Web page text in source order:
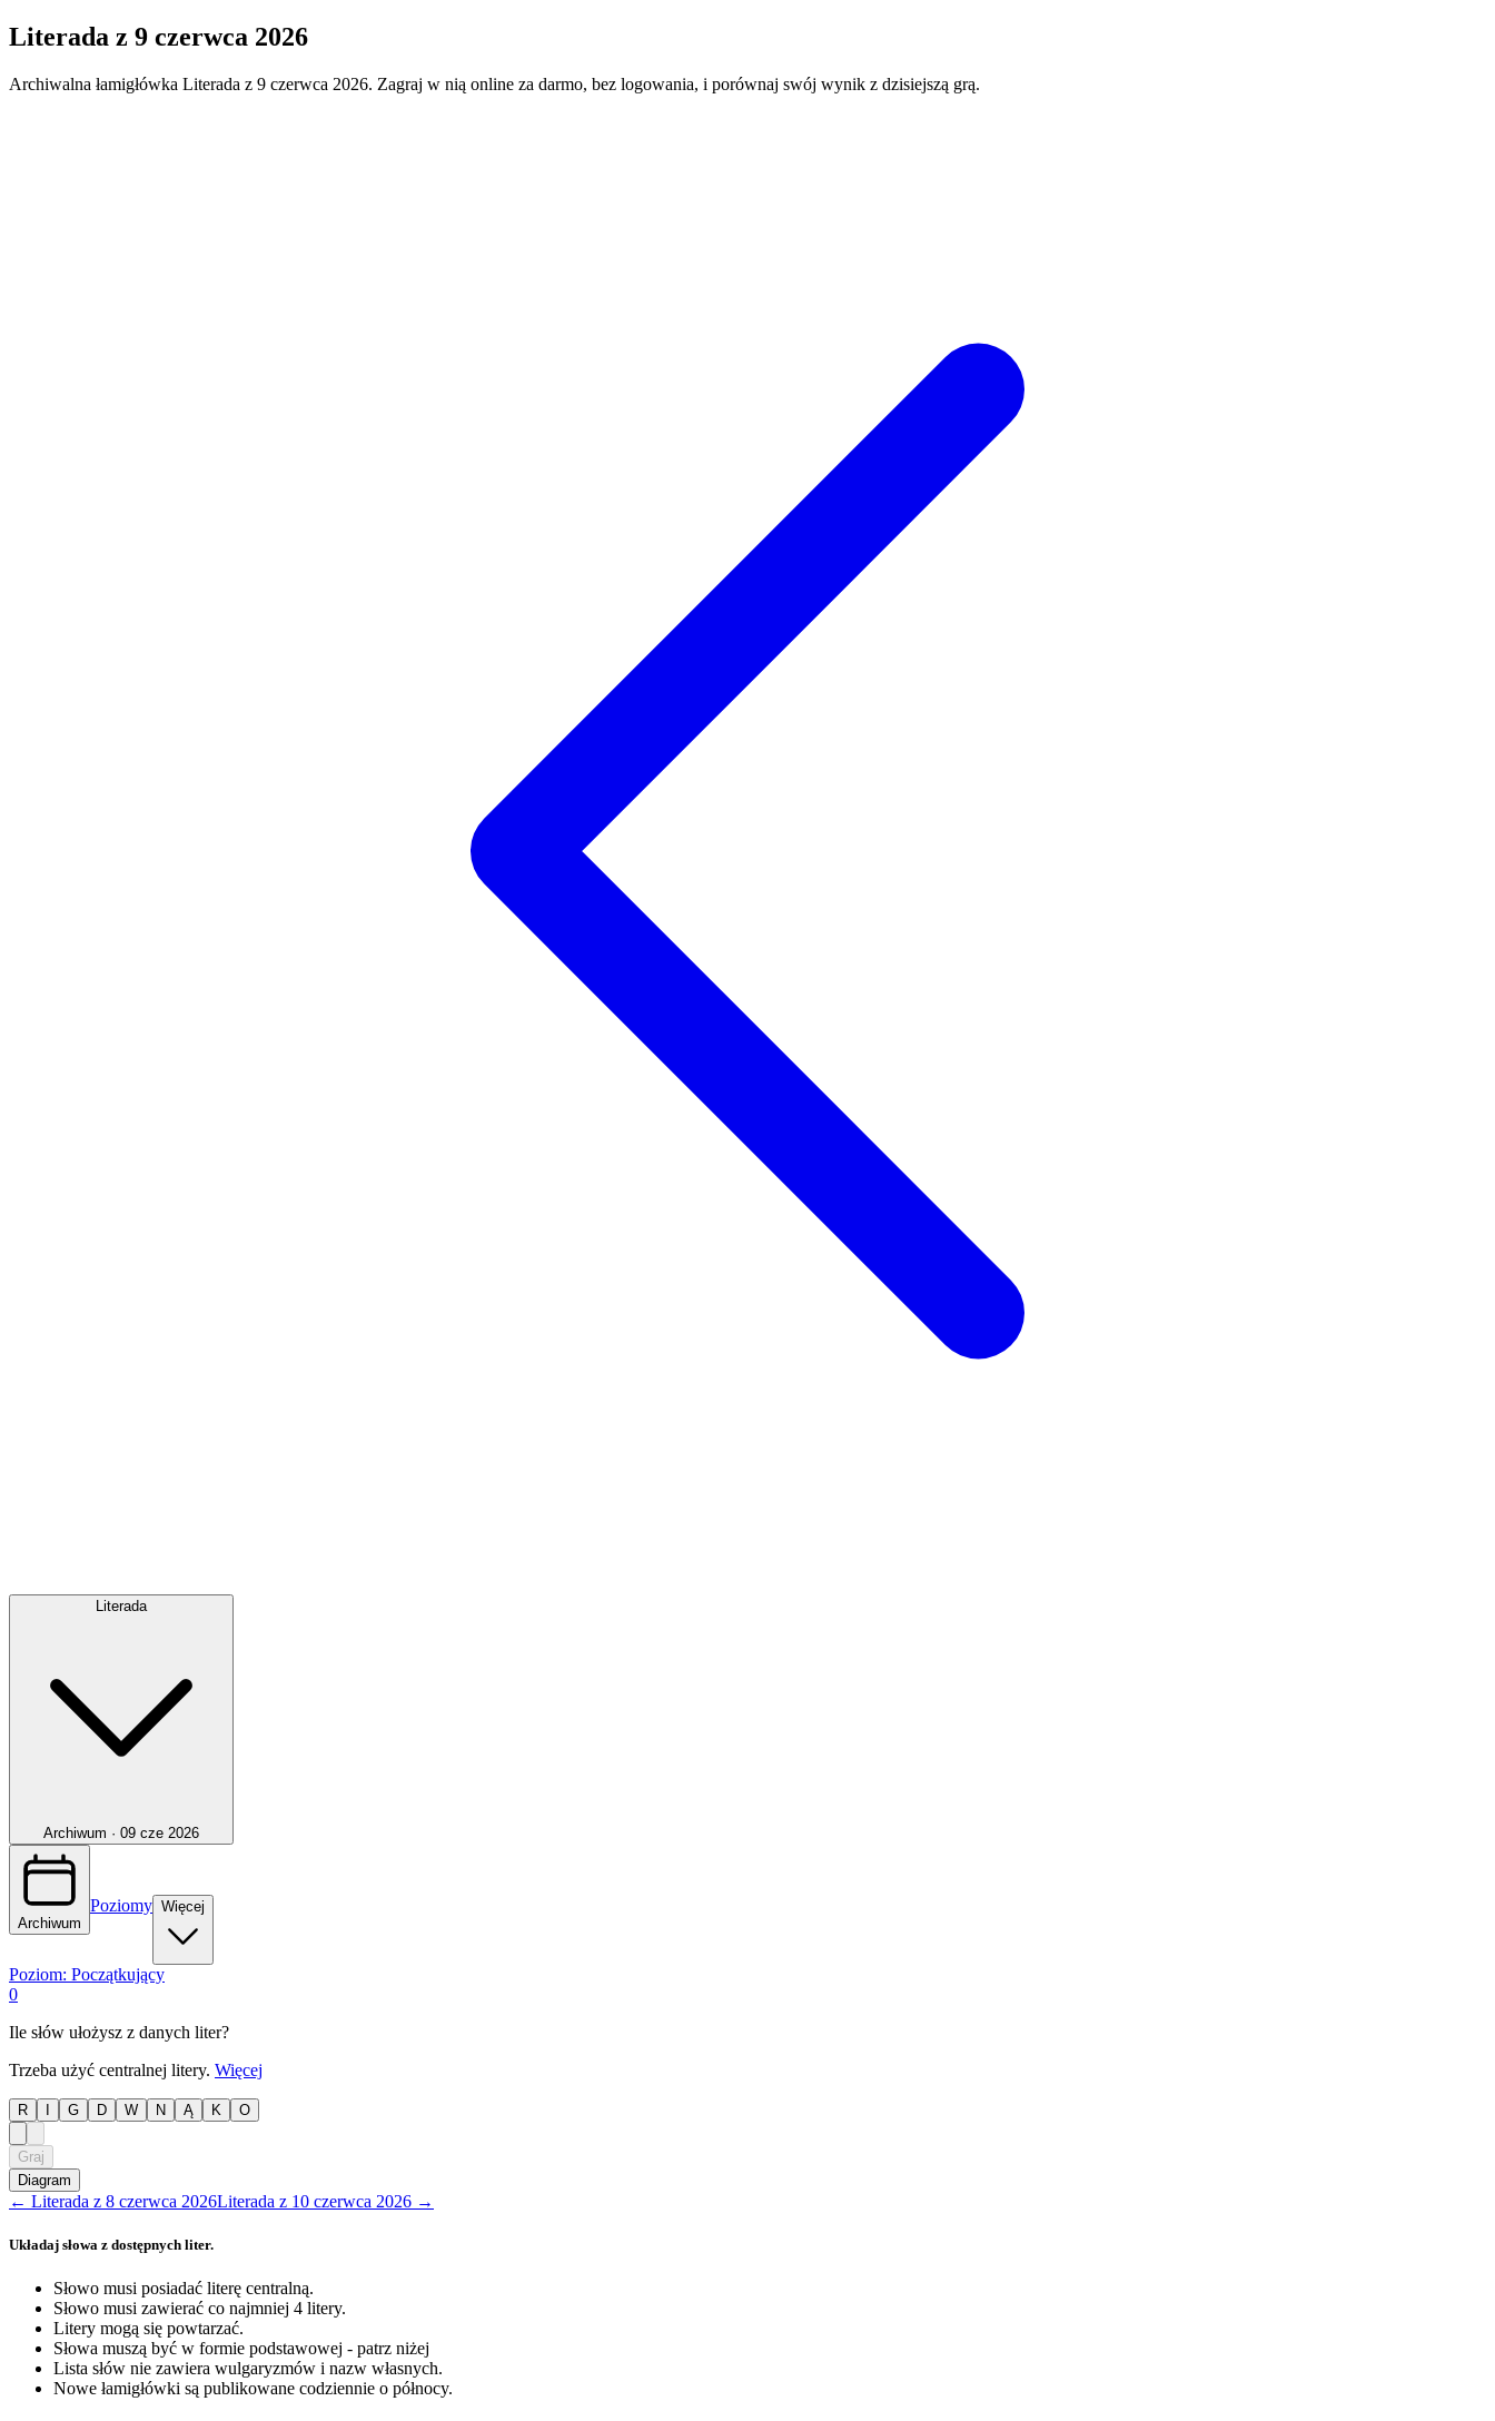
Literada z 9 czerwca 2026
Archiwalna łamigłówka Literada z 9 czerwca 2026. Zagraj w nią online za darmo, bez logowania, i porównaj swój wynik z dzisiejszą grą.
Literada
Archiwum · 09 cze 2026
Archiwum
Poziomy Więcej
Poziom: Początkujący
0
Ile słów ułożysz z danych liter?
Trzeba użyć centralnej litery. Więcej
R G D W N Ą K O
Graj
Diagram
← Literada z 8 czerwca 2026Literada z 10 czerwca 2026 →
Układaj słowa z dostępnych liter.
Słowo musi posiadać literę centralną.
Słowo musi zawierać co najmniej 4 litery.
Litery mogą się powtarzać.
Słowa muszą być w formie podstawowej - patrz niżej
Lista słów nie zawiera wulgaryzmów i nazw własnych.
Nowe łamigłówki są publikowane codziennie o północy.